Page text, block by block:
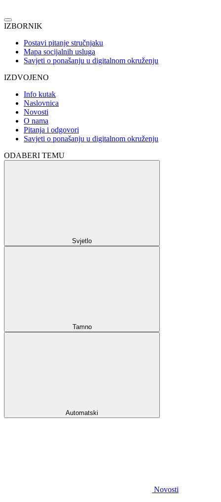
IZBORNIK
Postavi pitanje stručnjaku
Mapa socijalnih usluga
Savjeti o ponašanju u digitalnom okruženju
IZDVOJENO
Info kutak
Naslovnica
Novosti
O nama
Pitanja i odgovori
Savjeti o ponašanju u digitalnom okruženju
ODABERI TEMU
Svjetlo
Tamno
Automatski
Novosti